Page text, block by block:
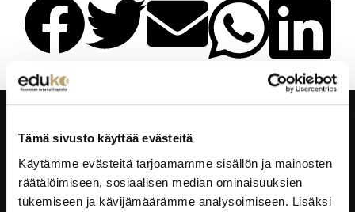
Tämä sivusto käyttää evästeitä
Käytämme evästeitä tarjoamamme sisällön ja mainosten
räätälöimiseen, sosiaalisen median ominaisuuksien
tukemiseen ja kävijämäärämme analysoimiseen. Lisäksi
Taitajantie 2B,
45100 Kouvola
Laskutustiedot